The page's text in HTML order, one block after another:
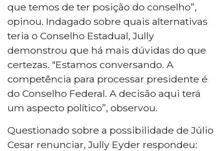
que temos de ter posição do conselho”,
opinou. Indagado sobre quais alternativas
teria o Conselho Estadual, Jully
demonstrou que há mais dúvidas do que
certezas. “Estamos conversando. A
competência para processar presidente é
do Conselho Federal. A decisão aqui terá
um aspecto político”, observou.
Questionado sobre a possibilidade de Júlio
Cesar renunciar, Jully Eyder respondeu: